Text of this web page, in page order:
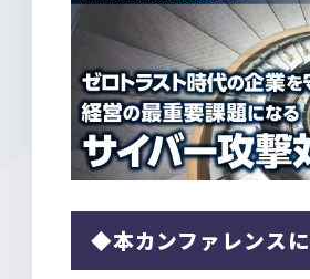
◆本カンファレンス